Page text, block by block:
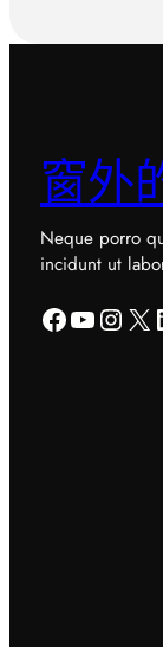
窗外
Neque porro
incidunt ut
Facebook YouTube Instagram X